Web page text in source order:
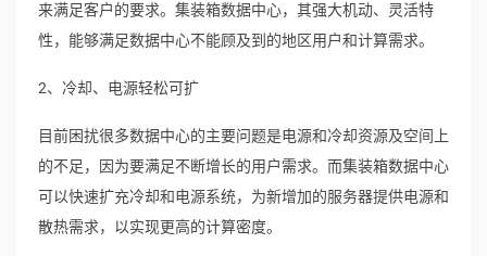
来满足客户的要求。集装箱数据中心，其强大机动、灵活特
性，能够满足数据中心不能顾及到的地区用户和计算需求。
2、冷却、电源轻松可扩
目前困扰很多数据中心的主要问题是电源和冷却资源及空间上
的不足，因为要满足不断增长的用户需求。而集装箱数据中心
可以快速扩充冷却和电源系统，为新增加的服务器提供电源和
散热需求，以实现更高的计算密度。